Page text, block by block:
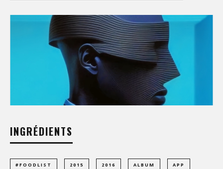
INGRÉDIENTS
#FOODLIST 2015 2016 ALBUM APP